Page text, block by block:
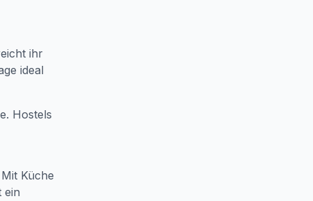
ihr
ideal
Hostels
Küche
ein